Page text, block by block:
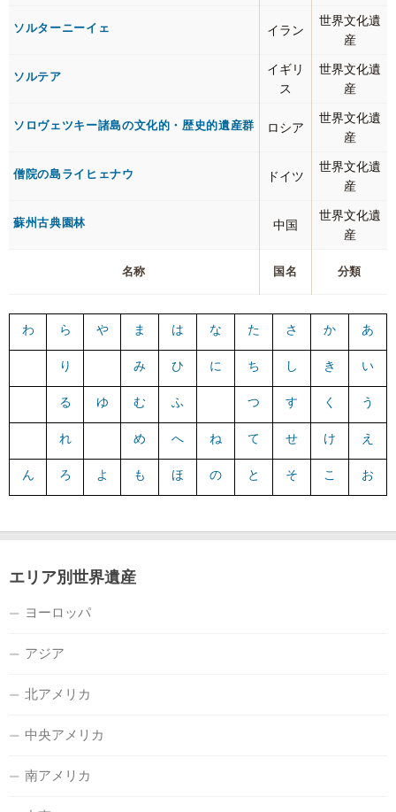
ソルターニーイェ イラン
世界文化遺
産
ソルテア
イギリ
ス
世界文化遺
産
ソロヴェツキー諸島の文化的・歴史的遺産群 ロシア
世界文化遺
産
僧院の島ライヒェナウ ドイツ
世界文化遺
産
蘇州古典園林 中国
世界文化遺
産
名称 国名 分類
わ ら や ま は な た さ か あ
り み ひ に ち し き い
る ゆ む ふ つ す く う
れ め へ ね て せ け え
ん ろ よ も ほ の と そ こ お
エリア別世界遺産
ヨーロッパ
アジア
北アメリカ
中央アメリカ
南アメリカ